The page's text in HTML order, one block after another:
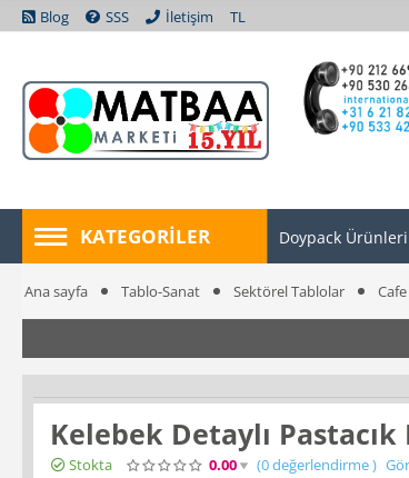
Blog SSS İletişim TL
KATEGORILER Doypack Ürünleri
Ana sayfa Tablo-Sanat Sektörel Tablolar
Kelebek Detaylı Pastacık
Stokta 0.00 (0değerlendirme)